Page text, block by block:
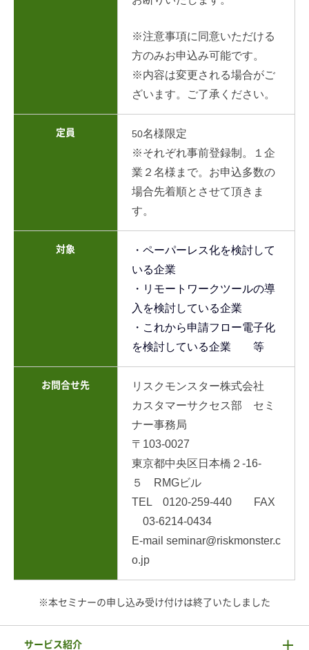
※注意事項に同意いただける
方のみお申込み可能です。
※内容は変更される場合がご
ざいます。ご了承ください。
定員 50名様限定
※それぞれ事前登録制。１企
業２名様まで。お申込多数の
場合先着順とさせて頂きま
す。
対象
・ペーパーレス化を検討して
いる企業
・リモートワークツールの導
入を検討している企業
・これから申請フロー電子化
を検討している企業 等
お問合せ先
リスクモンスター株式会社
カスタマーサクセス部 セミ
ナー事務局
〒103-0027
東京都中央区日本橋２-16-
５ RMGビル
TEL 0120-259-440 FAX
03-6214-0434
E-mail seminar@riskmonster.c
o.jp
※本セミナーの申し込み受け付けは終了いたしました
サービス紹介